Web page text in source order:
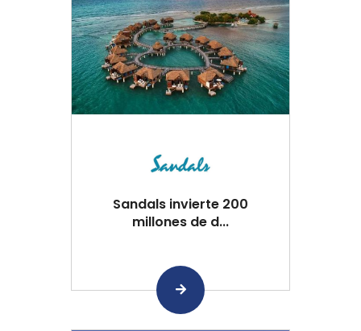
Sandals invierte 200
millones de d...